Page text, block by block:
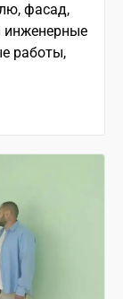
фасад,
инженерные
работы,